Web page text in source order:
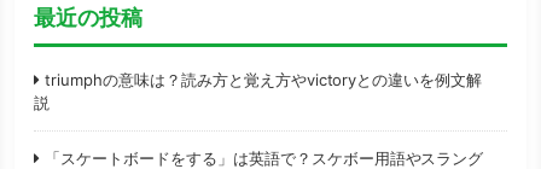
最近の投稿
triumphの意味は？読み方と覚え方やvictoryとの違いを例文解
説
「スケートボードをする」は英語で？スケボー用語やスラング